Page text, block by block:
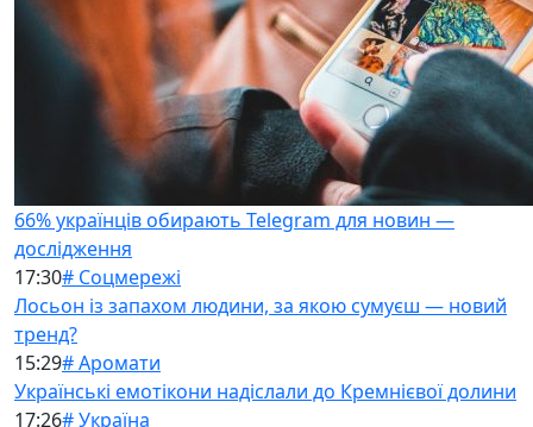
66% українців обирають Telegram для новин —
дослідження
17:30# Соцмережі
Лосьон із запахом людини, за якою сумуєш — новий
тренд?
15:29# Аромати
Українські емотікони надіслали до Кремнієвої долини
17:26# Україна